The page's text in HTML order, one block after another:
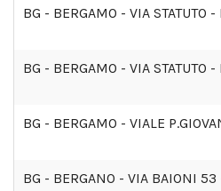
BG - BERGAMO - VIA STATUTO
BG - BERGAMO - VIA STATUTO
BG - BERGAMO - VIALE
BG - BERGANO - VIA BAIONI